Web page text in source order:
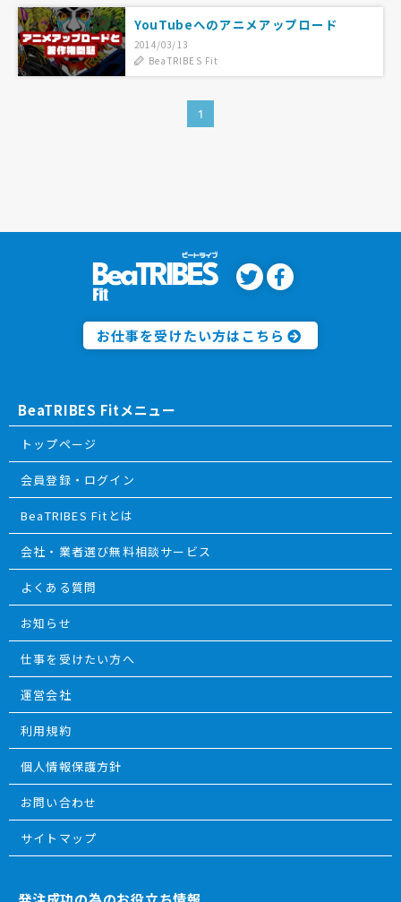
YouTubeへのアニメアップロード
2014/03/13
BeaTRIBES Fit
1
お仕事を受けたい方はこちら
BeaTRIBES Fitメニュー
トップページ
会員登録・ログイン
BeaTRIBES Fitとは
会社・業者選び無料相談サービス
よくある質問
お知らせ
仕事を受けたい方へ
運営会社
利用規約
個人情報保護方針
お問い合わせ
サイトマップ